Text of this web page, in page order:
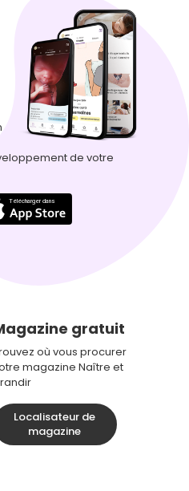
de votre
gratuit
où vous procurer
magazine Naître et
Localisateur de
magazine